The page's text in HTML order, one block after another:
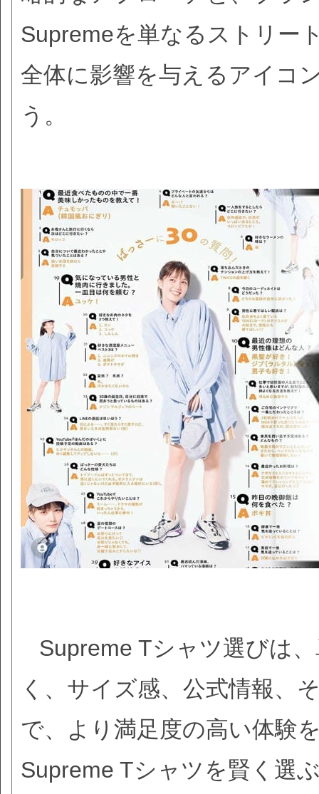
Supremeを単なるストリー
全体に影響を与えるアイコ
う。
Supreme Tシャツ選びは
く、サイズ感、公式情報、
で、より満足度の高い体験
Supreme Tシャツを賢く選